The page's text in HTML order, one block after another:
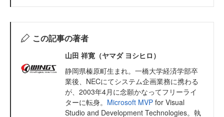
この記事の著者
山田 祥寛（ヤマダ ヨシヒロ）
静岡県榛原町生まれ。一橋大学経済学部卒
業後、NECにてシステム企画業務に携わる
が、2003年4月に念願かなってフリーライ
ターに転身。 Microsoft MVP for Visual
Studio and Development Technologies。執